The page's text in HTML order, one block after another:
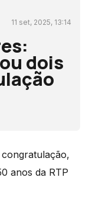
11 set, 2025, 13:14
dois
anos da RTP